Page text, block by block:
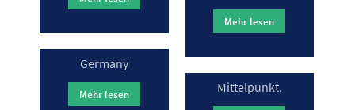
Mehr lesen
Germany
Mehr lesen
die digitalen
Mittelpunkt.
GIMLI
HAL4SDV